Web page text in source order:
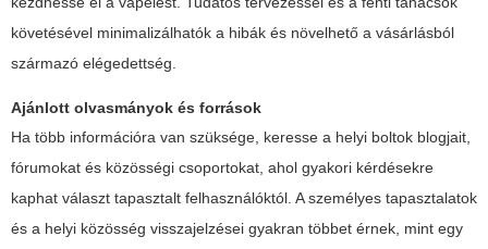
követésével minimalizálhatók a hibák és növelhető a vásárlásból
származó elégedettség.
Ajánlott olvasmányok és források
Ha több információra van szüksége, keresse a helyi boltok blogjait,
fórumokat és közösségi csoportokat, ahol gyakori kérdésekre
kaphat választ tapasztalt felhasználóktól. A személyes tapasztalatok
és a helyi közösség visszajelzései gyakran többet érnek, mint egy